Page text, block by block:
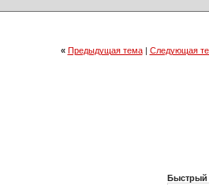
« Предыдущая тема| Следующая
Быстрый